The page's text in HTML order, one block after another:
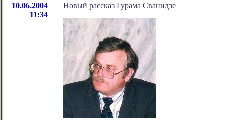
10.06.2004
11:34
Новый рассказ Гурама Сванидзе